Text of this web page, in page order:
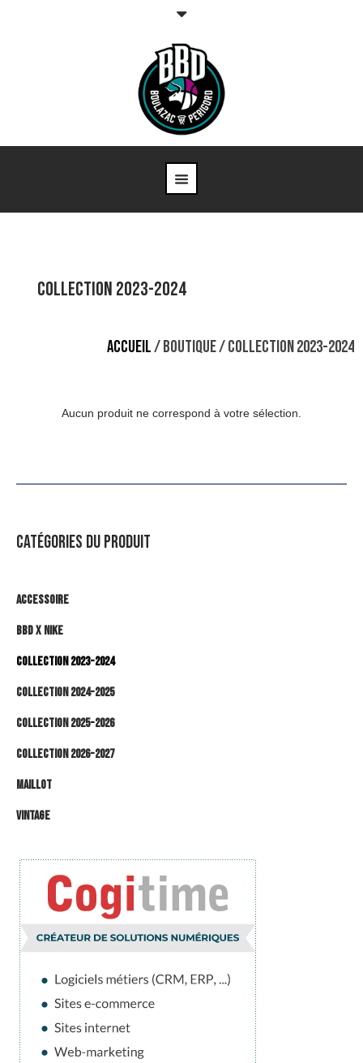
Collection 2023-2024
ACCUEIL/BOUTIQUE/ COLLECTION 2023-2024
Aucun produit ne correspond à votre sélection.
CATÉGORIES DU PRODUIT
Accessoire
BBD x NIKE
Collection 2023-2024
Collection 2024-2025
Collection 2025-2026
Collection 2026-2027
Maillot
Vintage